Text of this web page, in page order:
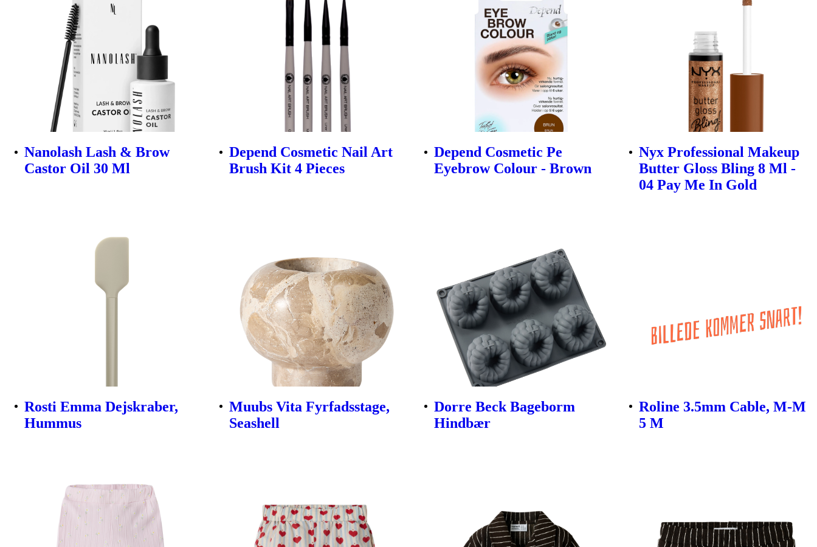
Nanolash Lash & Brow
Castor Oil 30 Ml
Depend Cosmetic Nail Art
Brush Kit 4 Pieces
Depend Cosmetic Pe
Eyebrow Colour - Brown
Nyx Professional Makeup
Butter Gloss Bling 8 Ml -
04 Pay Me In Gold
Rosti Emma Dejskraber,
Hummus
Muubs Vita Fyrfadsstage,
Seashell
Dorre Beck Bageborm
Hindbær
Roline 3.5mm Cable, M-M
5 M